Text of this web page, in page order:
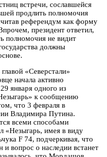
встречи, сославшейся
продлить полномочия
референдум как форму
президент ответил,
полномочия не видит
должны
«Северстали»
начала активно
января одного из
к сообщению
что 3 февраля в
Владимира Путина.
всеми способами
«Незыгарь, имея в виду
F 74, подчеркивая, что
и вопрос о наследии встанет